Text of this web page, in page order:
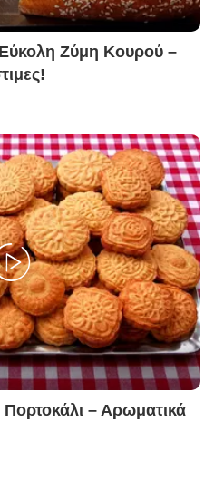
Εύκολη Ζύμη Κουρού –
– Αρωματικά